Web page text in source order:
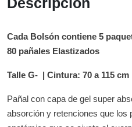
Cada Bolsón contiene 5
80 pañales Elastizados
Talle G- | Cintura: 70 a 115 cm
Pañal con capa de gel super
absorción y retenciones que los